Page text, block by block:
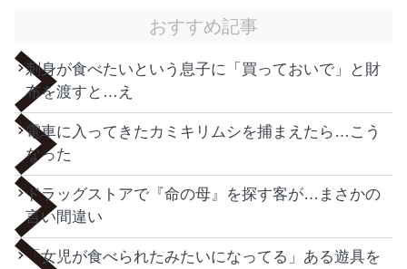
おすすめ記事
刺身が食べたいという息子に「買っておいで」と財
布を渡すと…え
電車に入ってきたカミキリムシを捕まえたら…こう
なった
ドラッグストアで『命の母』を探す客が…まさかの
言い間違い
「女児が食べられたみたいになってる」ある遊具を